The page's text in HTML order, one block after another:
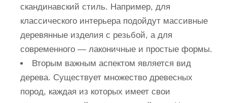
скандинавский стиль. Например, для
классического интерьера подойдут массивные
деревянные изделия с резьбой, а для
современного — лаконичные и простые формы.
Вторым важным аспектом является вид
дерева. Существует множество древесных
пород, каждая из которых имеет свои